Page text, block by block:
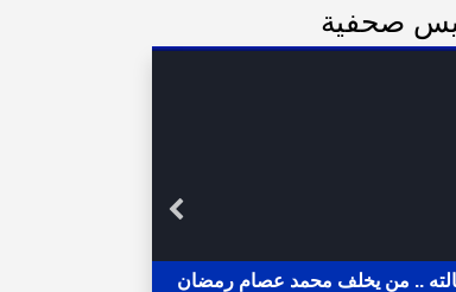
صحفية
.. من يخلف محمد عصام رمضان